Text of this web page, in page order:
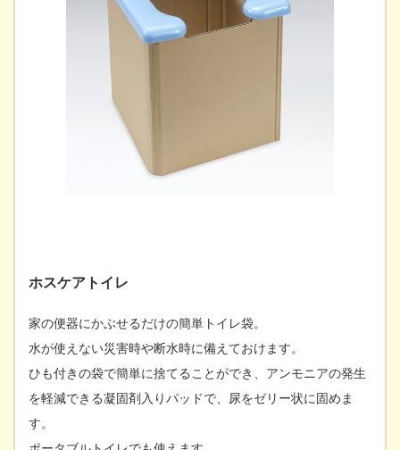
ホスケアトイレ
家の便器にかぶせるだけの簡単トイレ袋。
水が使えない災害時や断水時に備えておけます。
ひも付きの袋で簡単に捨てることができ、アンモニアの発生
を軽減できる凝固剤入りパッドで、尿をゼリー状に固めま
す。